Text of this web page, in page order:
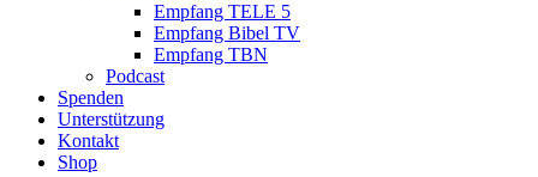
Empfang TELE 5
Empfang Bibel TV
Empfang TBN
Podcast
Spenden
Unterstützung
Kontakt
Shop